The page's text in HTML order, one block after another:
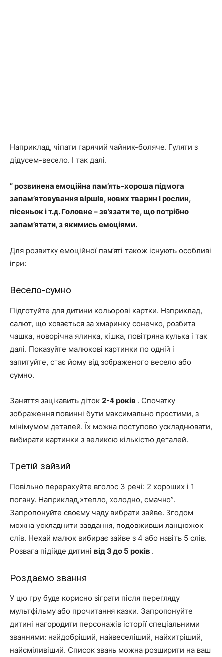
Наприклад, чіпати гарячий чайник-боляче. Гуляти з
дідусем-весело. І так далі.
”розвинена емоційна пам’ять-хороша підмога
запам’ятовування віршів, нових тварин і рослин,
пісеньок і т.д. Головне – зв’язати те, що потрібно
запам’ятати, з якимись емоціями.
Для розвитку емоційної пам’яті також існують особливі
ігри:
Весело-сумно
Підготуйте для дитини кольорові картки. Наприклад,
салют, що ховається за хмаринку сонечко, розбита
чашка, новорічна ялинка, кішка, повітряна кулька і так
далі. Показуйте малюкові картинки по одній і
запитуйте, стає йому від зображеного весело або
сумно.
Заняття зацікавить діток 2-4 років . Спочатку
зображення повинні бути максимально простими, з
мінімумом деталей. Їх можна поступово ускладнювати,
вибирати картинки з великою кількістю деталей.
Третій зайвий
Повільно перерахуйте вголос 3 речі: 2 хороших і 1
погану. Наприклад,»тепло, холодно, смачно”.
Запропонуйте своєму чаду вибрати зайве. Згодом
можна ускладнити завдання, подовживши ланцюжок
слів. Нехай малюк вибирає зайве з 4 або навіть 5 слів.
Розвага підійде дитині від 3 до 5 років .
Роздаємо звання
У цю гру буде корисно зіграти після перегляду
мультфільму або прочитання казки. Запропонуйте
дитині нагородити персонажів історії спеціальними
званнями: найдобріший, найвеселіший, найхитріший,
найсміливіший. Список звань можна розширити на ваш